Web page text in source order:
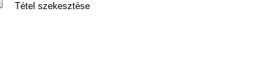
Tétel szekesztése